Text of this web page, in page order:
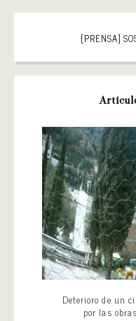
[PRENSA]
Deterioro de un
por las